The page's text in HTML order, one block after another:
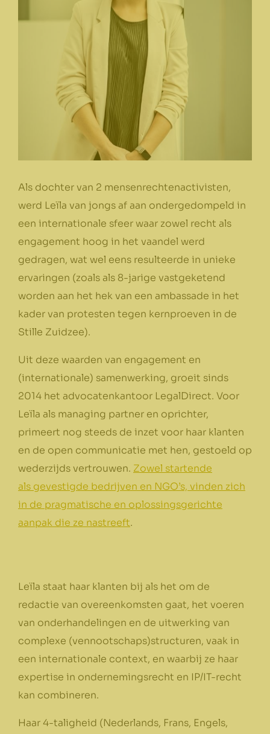
Als dochter van 2 mensenrechtenactivisten,
werd Leïla van jongs af aan ondergedompeld in
een internationale sfeer waar zowel recht als
engagement hoog in het vaandel werd
gedragen, wat wel eens resulteerde in unieke
ervaringen (zoals als 8-jarige vastgeketend
worden aan het hek van een ambassade in het
kader van protesten tegen kernproeven in de
Stille Zuidzee).
Uit deze waarden van engagement en
(internationale) samenwerking, groeit sinds
2014 het advocatenkantoor LegalDirect. Voor
Leïla als managing partner en oprichter,
primeert nog steeds de inzet voor haar klanten
en de open communicatie met hen, gestoeld op
wederzijds vertrouwen. Zowel startende
als gevestigde bedrijven en NGO’s, vinden zich
in de pragmatische en oplossingsgerichte
aanpak die ze nastreeft.
Leïla staat haar klanten bij als het om de
redactie van overeenkomsten gaat, het voeren
van onderhandelingen en de uitwerking van
complexe (vennootschaps)structuren, vaak in
een internationale context, en waarbij ze haar
expertise in ondernemingsrecht en IP/IT-recht
kan combineren.
Haar 4-taligheid (Nederlands, Frans, Engels,